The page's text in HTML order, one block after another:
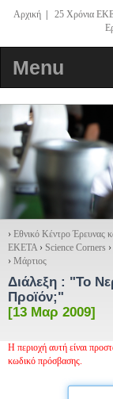
Αρχική| 25 Χρόνια
Menu
› Εθνικό Κέντρο Έρευνας
ΕΚΕΤΑ› Science Corners ›
› Μάρτιος
Διάλεξη : "Το
Προϊόν;"
[13 Μαρ 2009]
Η περιοχή αυτή είναι
κωδικό πρόσβασης.